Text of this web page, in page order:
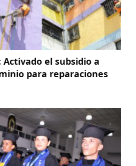
Activado el subsidio a
para reparaciones